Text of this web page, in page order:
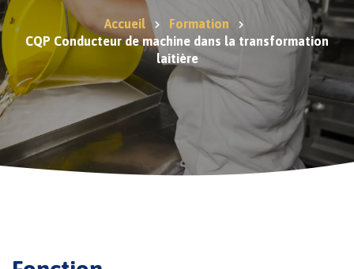
Accueil
Formation
CQP Conducteur de machine dans la transformation
laitière